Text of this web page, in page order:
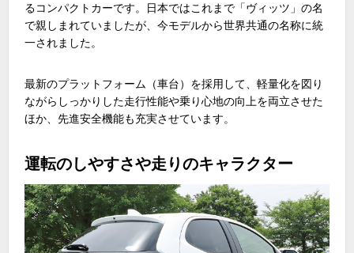
るコンパクトカーです。日本ではこれまで「ヴィッツ」の名
で親しまれていましたが、今モデルから世界共通の名称に統
一されました。
最新のプラットフォーム（車台）を採用して、軽量化を図り
ながらしっかりした走行性能や乗り心地の向上を両立させた
ほか、先進安全機能も充実させています。
運転のしやすさや走りのキャラクター